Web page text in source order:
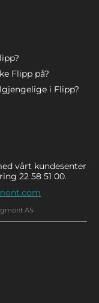
Flipp på?
i Flipp?
vårt kundesenter
22 58 51 00.
AS